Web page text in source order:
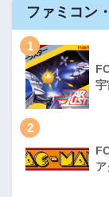
ファミコン
1
宇
2